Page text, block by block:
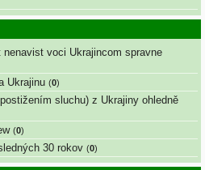
voci Ukrajincom spravne
Ukrajinu (0)
sluchu) z Ukrajiny ohledně
(0)
30 rokov (0)